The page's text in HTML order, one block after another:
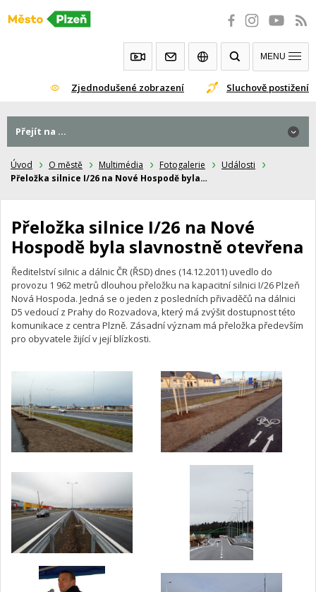
Přeskočit
Zjednodušené zobrazení Sluchově postižení
MENU
Úvod O městě Multimédia Fotogalerie
Události
Přeložka silnice I/26 na Nové Hospodě byla…
Přeložka silnice I/26 na Nové
Hospodě byla slavnostně otevřena
Ředitelství silnic a dálnic ČR (ŘSD) dnes (14.12.2011) uvedlo do
provozu 1 962 metrů dlouhou přeložku na kapacitní silnici I/26 Plzeň
Nová Hospoda. Jedná se o jeden z posledních přivaděčů na dálnici
D5 vedoucí z Prahy do Rozvadova, který má zvýšit dostupnost této
komunikace z centra Plzně. Zásadní význam má přeložka především
pro obyvatele žijící v její blízkosti.
Přejít na ...
Přejít na ...